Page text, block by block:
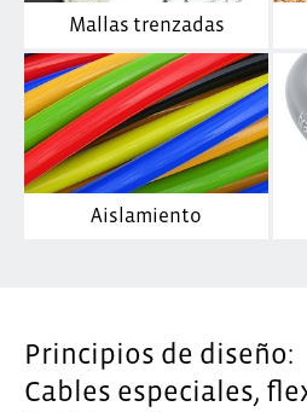
Mallas trenzadas
Aislamiento
Principios de diseño:
Cables especiales,